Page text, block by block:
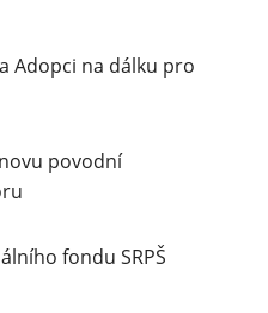
Adopci na dálku pro
povodní
fondu SRPŠ